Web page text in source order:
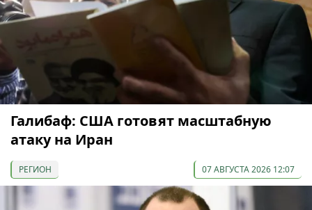
Галибаф: США готовят масштабную
атаку на Иран
РЕГИОН 07 АВГУСТА 2026 12:07